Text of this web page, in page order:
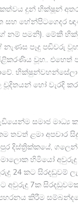
දු​න් භික්ෂූන් අතර
හේන්පිටගෙදර
නම් පමනි). මේ​කී
නැණස පෑදු පඩිවරු
වූහ..
චූදිතයන් හෝ වැරදි
සමාජ මාධ්‍ය
තවත් ළමා අපචාර
දිස්ත්‍රික්කයේ,
හිමියෝ අවුරුදු
24 කට සිරදඩුවම්
7ක
කිරීම